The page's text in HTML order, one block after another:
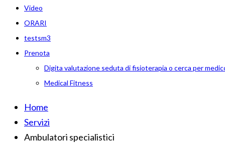
Video
ORARI
testsm3
Prenota
Digita valutazione seduta di fisioterapia o cerca per
Medical Fitness
Home
Servizi
Ambulatori specialistici